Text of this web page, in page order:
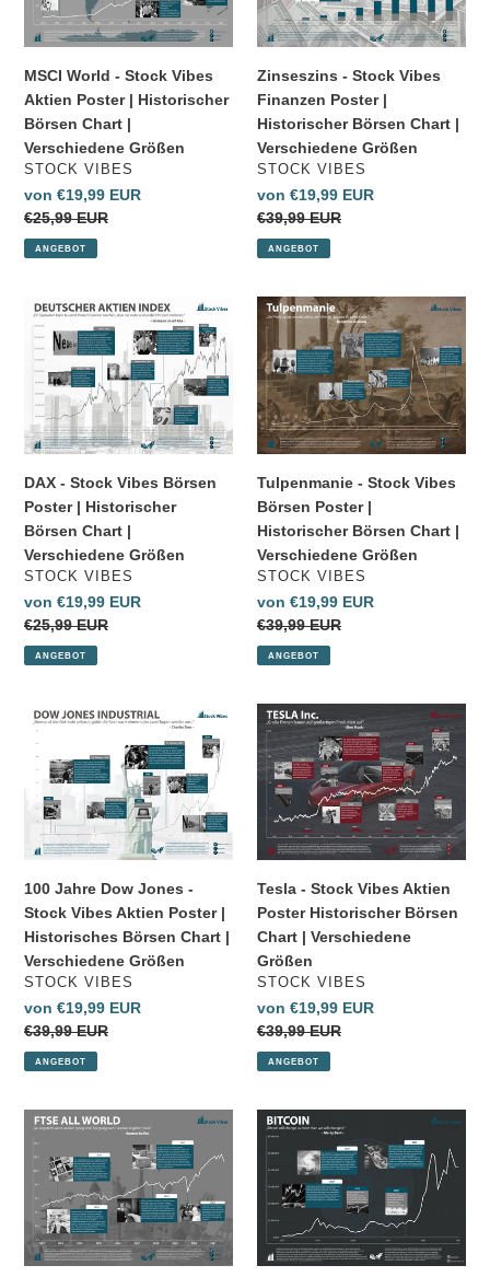
i
e
:
Aktien
Poster
|
Historischer
Börsen
Chart
|
Verschiedene
Größen
MSCI World - Stock Vibes
Aktien Poster | Historischer
Börsen Chart |
Verschiedene Größen
VERKÄUFER
STOCK VIBES
Sonderpreis
von €19,99 EUR
Normaler
Preis
€25,99 EUR
ANGEBOT
Poster
|
Historischer
Börsen
Chart
|
Verschiedene
Größen
Zinseszins - Stock Vibes
Finanzen Poster |
Historischer Börsen Chart |
Verschiedene Größen
VERKÄUFER
STOCK VIBES
Sonderpreis
von €19,99 EUR
Normaler
Preis
€39,99 EUR
ANGEBOT
DAX
Stock
Vibes
Börsen
Poster
|
Historischer
Börsen
Chart
|
Verschiedene
Größen
DAX - Stock Vibes Börsen
Poster | Historischer
Börsen Chart |
Verschiedene Größen
VERKÄUFER
STOCK VIBES
Sonderpreis
von €19,99 EUR
Normaler
Preis
€25,99 EUR
ANGEBOT
Tulpenmanie
Stock
Vibes
Börsen
Poster
|
Historischer
Börsen
Chart
|
Verschiedene
Größen
Tulpenmanie - Stock Vibes
Börsen Poster |
Historischer Börsen Chart |
Verschiedene Größen
VERKÄUFER
STOCK VIBES
Sonderpreis
von €19,99 EUR
Normaler
Preis
€39,99 EUR
ANGEBOT
100
Dow
Jones
Stock
Vibes
Aktien
Poster
|
Historisches
Börsen
Chart
|
Verschiedene
Größen
100 Jahre Dow Jones -
Stock Vibes Aktien Poster |
Historisches Börsen Chart |
Verschiedene Größen
VERKÄUFER
STOCK VIBES
Sonderpreis
von €19,99 EUR
Normaler
Preis
€39,99 EUR
ANGEBOT
Tesla
Stock
Vibes
Aktien
Poster
Historischer
Börsen
Chart
|
Verschiedene
Größen
Tesla - Stock Vibes Aktien
Poster Historischer Börsen
Chart | Verschiedene
Größen
VERKÄUFER
STOCK VIBES
Sonderpreis
von €19,99 EUR
Normaler
Preis
€39,99 EUR
ANGEBOT
FTSE
All
World
Stock
Vibes
Aktien
Bitcoin
Stock
Vibes
Aktien
Poster
Historischer